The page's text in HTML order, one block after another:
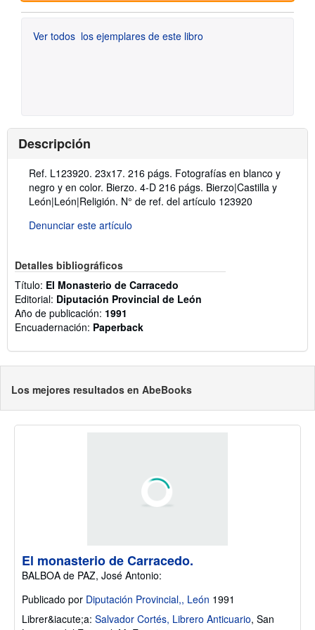
Ver todos los ejemplares de este libro
Descripción
Descripción:
Ref. L123920. 23x17. 216 págs. Fotografías en blanco y
negro y en color. Bierzo. 4-D 216 págs. Bierzo|Castilla y
León|León|Religión. N° de ref. del artículo 123920
Denunciar este artículo
Detalles bibliográficos
Título: El Monasterio de Carracedo
Editorial: Diputación Provincial de León
Año de publicación: 1991
Encuadernación: Paperback
Los mejores resultados en AbeBooks
El monasterio de Carracedo.
BALBOA de PAZ, José Antonio:
Publicado por Diputación Provincial,, León 1991
Librer&iacute;a: Salvador Cortés, Librero Anticuario, San